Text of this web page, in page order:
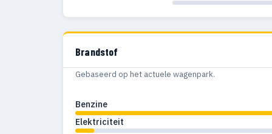
Brandstof
Gebaseerd op het actuele wagenpark.
Benzine
Elektriciteit